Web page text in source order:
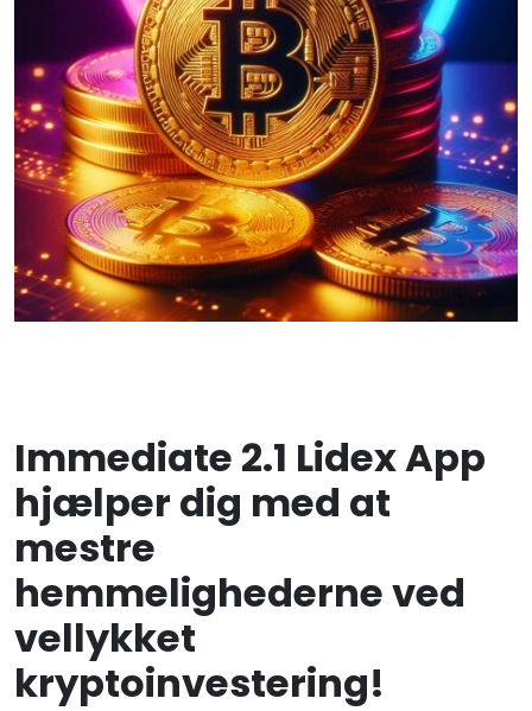
Immediate 2.1 Lidex App
hjælper dig med at
mestre
hemmelighederne ved
vellykket
kryptoinvestering!